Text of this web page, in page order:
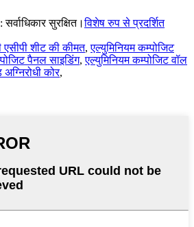
सुरक्षित।विशेष रुप से प्रदर्शित
एसीपी शीट की कीमत,एल्युमिनियम कम्पोजिट
पैनल साइडिंग,एल्युमिनियम कम्पोजिट वॉल
कोर,